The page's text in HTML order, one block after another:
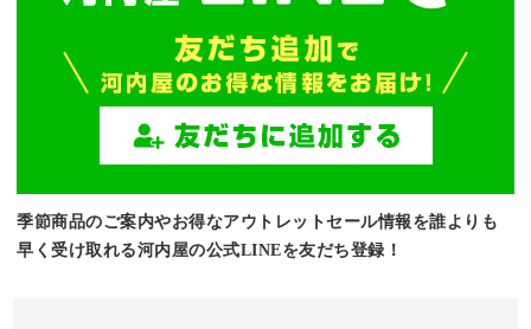
季節商品のご案内やお得なアウトレットセール情報を誰よりも
早く受け取れる河内屋の公式LINEを友だち登録！